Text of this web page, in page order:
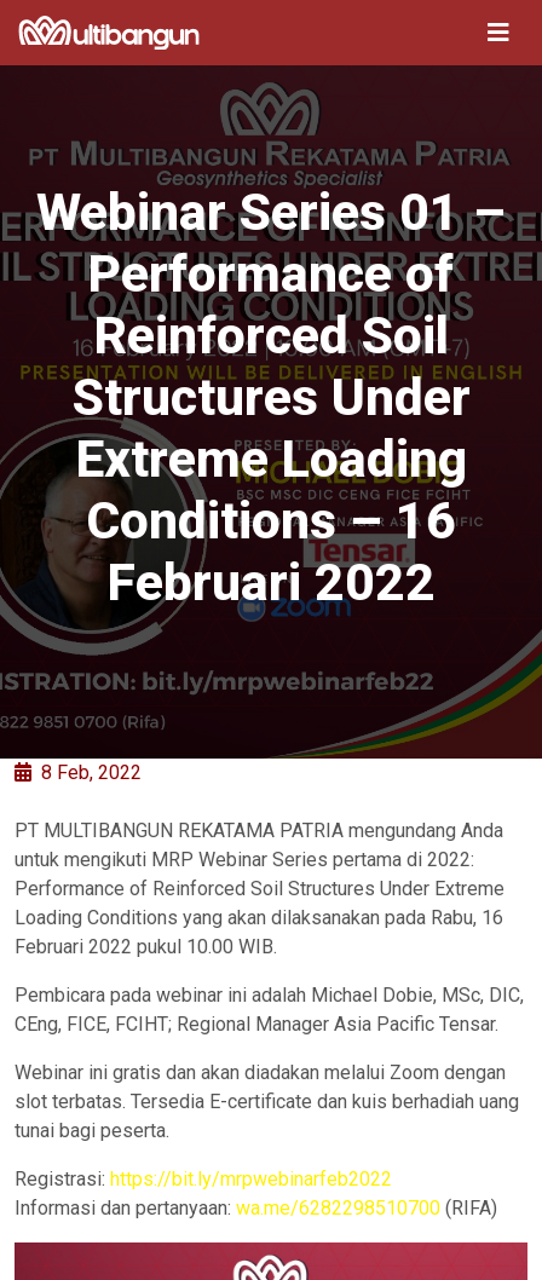
Webinar Series 01 –
Performance of
Reinforced Soil
Structures Under
Extreme Loading
Conditions – 16
Februari 2022
8 Feb, 2022
PT MULTIBANGUN REKATAMA PATRIA mengundang Anda
untuk mengikuti MRP Webinar Series pertama di 2022:
Performance of Reinforced Soil Structures Under Extreme
Loading Conditions yang akan dilaksanakan pada Rabu, 16
Februari 2022 pukul 10.00 WIB.
Pembicara pada webinar ini adalah Michael Dobie, MSc, DIC,
CEng, FICE, FCIHT; Regional Manager Asia Pacific Tensar.
Webinar ini gratis dan akan diadakan melalui Zoom dengan
slot terbatas. Tersedia E-certificate dan kuis berhadiah uang
tunai bagi peserta.
Registrasi: https://bit.ly/mrpwebinarfeb2022
Informasi dan pertanyaan: wa.me/6282298510700 (RIFA)